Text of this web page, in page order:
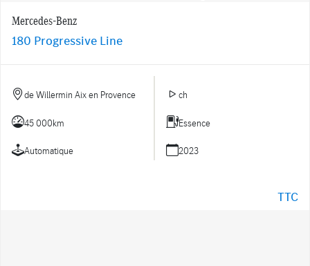
Mercedes-Benz
180 Progressive Line
de Willermin Aix en Provence ch
45 000km Essence
Automatique 2023
TTC